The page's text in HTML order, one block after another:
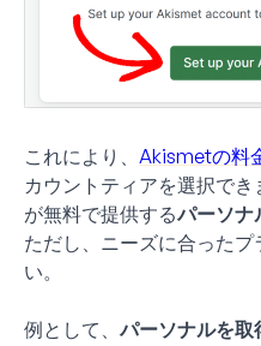
これにより、 Akismetの料
カウントティアを選択で
が無料で提供するパーソナ
ただし、ニーズに合った
い。
例として、パーソナルを取